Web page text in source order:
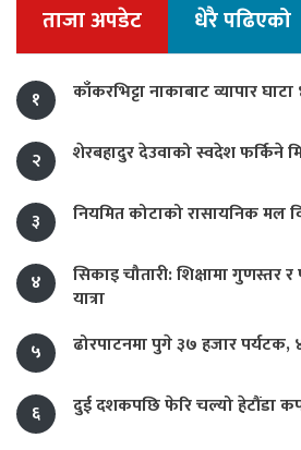
ताजा अपडेट धेरै पढिएको
१ काँकरभिट्टा नाकाबाट व्यापार
२ शेरबहादुर देउवाको स्वदेश फर्किने
३ नियमित कोटाको रासायनिक मल
४
सिकाइ चौतारी: शिक्षामा गुणस्तर
यात्रा
५
ढोरपाटनमा पुगे ३७ हजार
६ दुई दशकपछि फेरि चल्यो हेटौंडा